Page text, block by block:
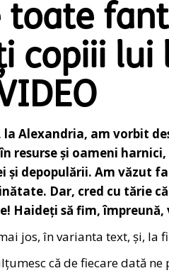
toate
copiii lui
la Alexandria, am vorbit
resurse și oameni
și depopulării. Am văzut
Dar, cred cu tărie
Haideți să fim, împreună,
jos, în varianta text, și, la
că de fiecare dată